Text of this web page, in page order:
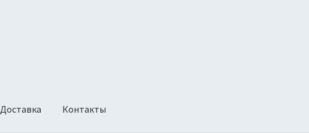
Доставка Контакты